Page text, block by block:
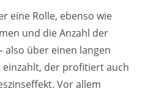
eine Rolle, ebenso wie
und die Anzahl der
also über einen langen
der profitiert auch
Vor allem